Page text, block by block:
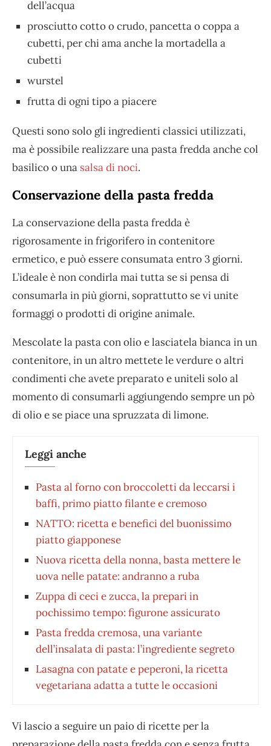
dell’acqua
prosciutto cotto o crudo, pancetta o coppa a
cubetti, per chi ama anche la mortadella a
cubetti
wurstel
frutta di ogni tipo a piacere
Questi sono solo gli ingredienti classici utilizzati,
ma è possibile realizzare una pasta fredda anche col
basilico o una salsa di noci.
Conservazione della pasta fredda
La conservazione della pasta fredda è
rigorosamente in frigorifero in contenitore
ermetico, e può essere consumata entro 3 giorni.
L’ideale è non condirla mai tutta se si pensa di
consumarla in più giorni, soprattutto se vi unite
formaggi o prodotti di origine animale.
Mescolate la pasta con olio e lasciatela bianca in un
contenitore, in un altro mettete le verdure o altri
condimenti che avete preparato e uniteli solo al
momento di consumarli aggiungendo sempre un pò
di olio e se piace una spruzzata di limone.
Leggi anche
Pasta al forno con broccoletti da leccarsi i
baffi, primo piatto filante e cremoso
NATTO: ricetta e benefici del buonissimo
piatto giapponese
Nuova ricetta della nonna, basta mettere le
uova nelle patate: andranno a ruba
Zuppa di ceci e zucca, la prepari in
pochissimo tempo: figurone assicurato
Pasta fredda cremosa, una variante
dell’insalata di pasta: l’ingrediente segreto
Lasagna con patate e peperoni, la ricetta
vegetariana adatta a tutte le occasioni
Vi lascio a seguire un paio di ricette per la